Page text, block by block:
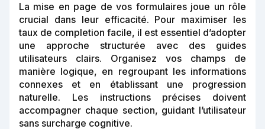
La mise en page de vos formulaires joue un rôle
crucial dans leur efficacité. Pour maximiser les
taux de completion facile, il est essentiel d’adopter
une approche structurée avec des guides
utilisateurs clairs. Organisez vos champs de
manière logique, en regroupant les informations
connexes et en établissant une progression
naturelle. Les instructions précises doivent
accompagner chaque section, guidant l’utilisateur
sans surcharge cognitive.